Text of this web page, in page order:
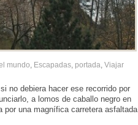
mundo, Escapadas, portada, Viajar
no debiera hacer ese recorrido por
a lomos de caballo negro en
una magnífica carretera asfaltada